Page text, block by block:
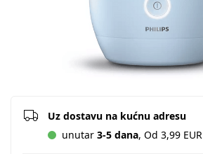
Uz dostavu na kućnu adresu
unutar 3-5 dana, Od 3,99 EUR